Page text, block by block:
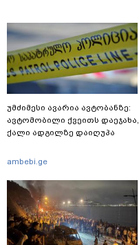
უმძიმესი ავარია ავტობანზე:
ავტომობილი ქვეითს დაეჯახა,
ქალი ადგილზე დაიღუპა
ambebi.ge